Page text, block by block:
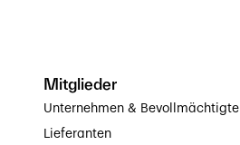
Mitglieder
Unternehmen & Bevollmächtigte
Lieferanten